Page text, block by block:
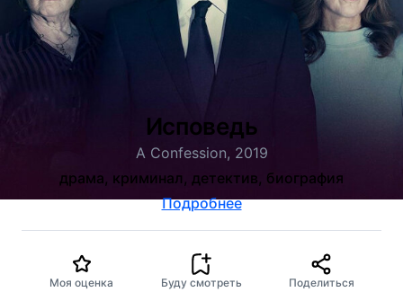
Исповедь
A Confession, 2019
драма, криминал, детектив, биография
Подробнее
Моя оценка Буду смотреть Поделиться